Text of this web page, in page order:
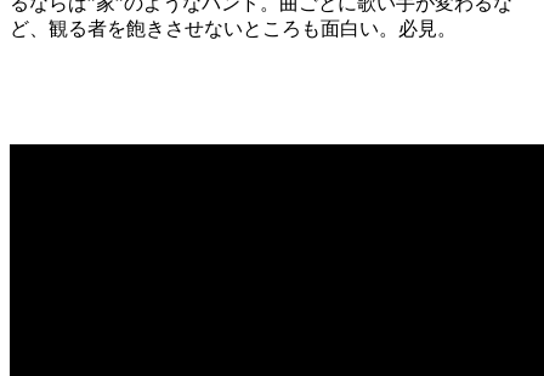
ど、観る者を飽きさせないところも面白い。必見。